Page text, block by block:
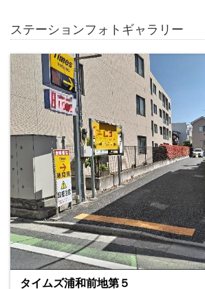
ステーションフォトギャラリー
タイムズ浦和前地第５